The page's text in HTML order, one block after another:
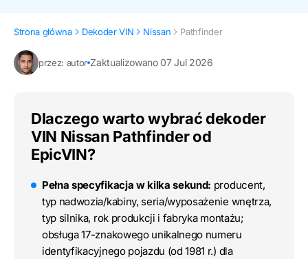
Strona główna Dekoder VIN Nissan Pathfinder
przez: autor Zaktualizowano 07 Jul 2026
Dlaczego warto wybrać dekoder
VIN Nissan Pathfinder od
EpicVIN?
Pełna specyfikacja w kilka sekund: producent,
typ nadwozia/kabiny, seria/wyposażenie wnętrza,
typ silnika, rok produkcji i fabryka montażu;
obsługa 17-znakowego unikalnego numeru
identyfikacyjnego pojazdu (od 1981 r.) dla